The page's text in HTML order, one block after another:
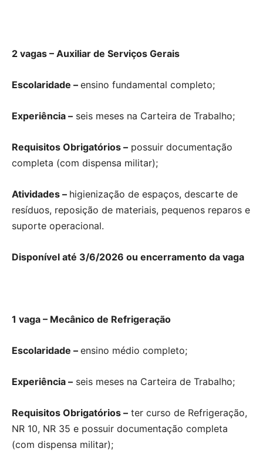
2 vagas – Auxiliar de Serviços Gerais
Escolaridade – ensino fundamental completo;
Experiência – seis meses na Carteira de Trabalho;
Requisitos Obrigatórios – possuir documentação
completa (com dispensa militar);
Atividades – higienização de espaços, descarte de
resíduos, reposição de materiais, pequenos reparos e
suporte operacional.
Disponível até 3/6/2026 ou encerramento da vaga
1 vaga – Mecânico de Refrigeração
Escolaridade – ensino médio completo;
Experiência – seis meses na Carteira de Trabalho;
Requisitos Obrigatórios – ter curso de Refrigeração,
NR 10, NR 35 e possuir documentação completa
(com dispensa militar);